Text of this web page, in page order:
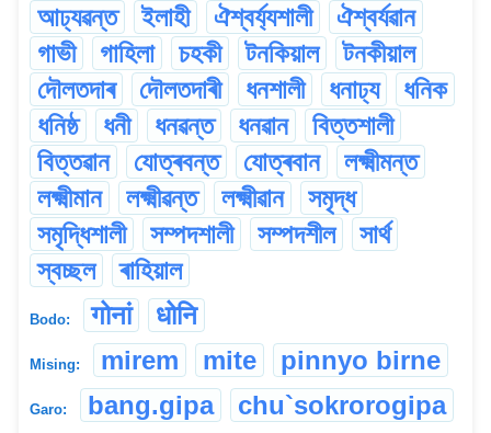
আঢ্যৱন্ত
ইলাহী ঐশ্বৰ্য্যশালী
ঐশ্বৰ্যৱান
গাভী
গাহিলা চহকী টনকিয়াল
টনকীয়াল
দৌলতদাৰ
দৌলতদাৰী ধনশালী ধনাঢ্য
ধনিক
ধনিষ্ঠ
ধনী ধনৱন্ত ধনৱান
বিত্তশালী
বিত্তৱান
যোত্ৰবন্ত যোত্ৰবান
লক্ষ্মীমন্ত
লক্ষ্মীমান
লক্ষ্মীৱন্ত লক্ষ্মীৱান
সমৃদ্ধ
সমৃদ্ধিশালী
সম্পদশালী সম্পদশীল
সাৰ্থ
স্বচ্ছল
ৰাহিয়াল
Bodo: गोनां धोनि
Mising: mirem mite pinnyo birne
Garo: bang.gipa chu`sokrorogipa